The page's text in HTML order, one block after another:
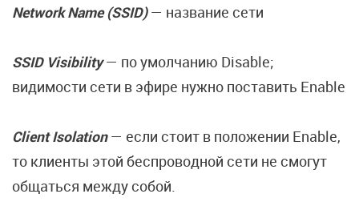
Network Name (SSID)— название сети
SSID Visibility— по умолчанию Disable;
видимости сети в эфире нужно поставить Enable
Client Isolation— если стоит в положении Enable,
то клиенты этой беспроводной сети не смогут
общаться между собой.